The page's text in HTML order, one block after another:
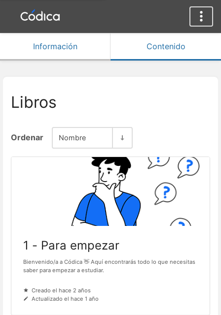
Información Contenido
Libros
Ordenar Nombre
1 - Para empezar
Bienvenido/a a Códica 👋 Aquí encontrarás todo lo que necesitas
saber para empezar a estudiar.
Creado el hace 2 años
Actualizado el hace 1 año